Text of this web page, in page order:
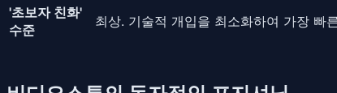
'초보자 친화'
수준
최상. 기술적 개입을 최소화하여 가장 빠